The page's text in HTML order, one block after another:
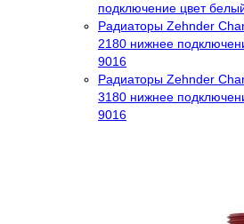
подключение цвет
Радиаторы Zehnder
2180 нижнее
9016
Радиаторы Zehnder
3180 нижнее
9016